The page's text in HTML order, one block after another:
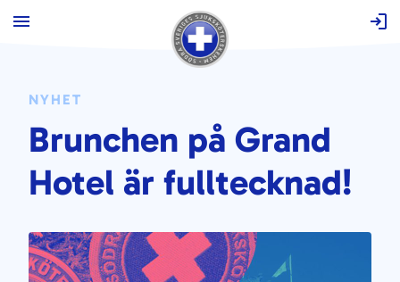
innehållNYHET
Brunchen på Grand
Hotel är fulltecknad!